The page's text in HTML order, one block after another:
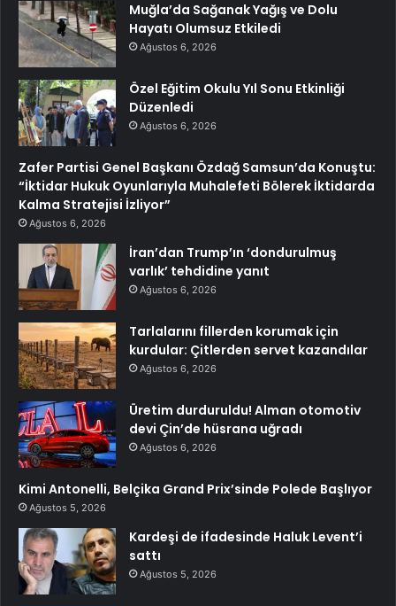
Muğla’da Sağanak Yağış ve Dolu
Hayatı Olumsuz Etkiledi
Ağustos 6, 2026
Özel Eğitim Okulu Yıl Sonu Etkinliği
Düzenledi
Ağustos 6, 2026
Zafer Partisi Genel Başkanı Özdağ Samsun’da Konuştu:
“İktidar Hukuk Oyunlarıyla Muhalefeti Bölerek İktidarda
Kalma Stratejisi İzliyor”
Ağustos 6, 2026
İran’dan Trump’ın ‘dondurulmuş
varlık’ tehdidine yanıt
Ağustos 6, 2026
Tarlalarını fillerden korumak için
kurdular: Çitlerden servet kazandılar
Ağustos 6, 2026
Üretim durduruldu! Alman otomotiv
devi Çin’de hüsrana uğradı
Ağustos 6, 2026
Kimi Antonelli, Belçika Grand Prix’sinde Polede Başlıyor
Ağustos 5, 2026
Kardeşi de ifadesinde Haluk Levent’i
sattı
Ağustos 5, 2026